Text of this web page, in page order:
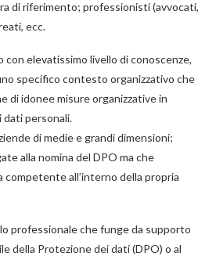
di riferimento; professionisti (avvocati,
ecc.
con elevatissimo livello di conoscenze,
specifico contesto organizzativo che
di idonee misure organizzative in
dati personali.
di medie e grandi dimensioni;
alla nomina del DPO ma che
competente all’interno della propria
professionale che funge da supporto
della Protezione dei dati (DPO) o al